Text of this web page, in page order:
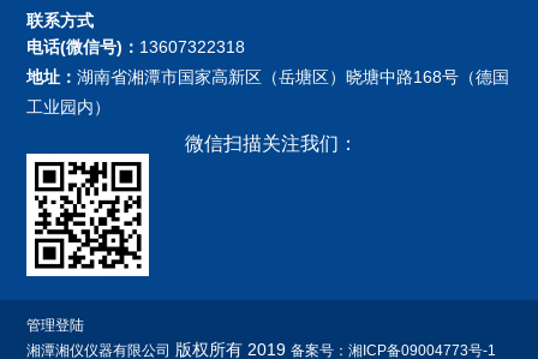
联系方式
电话(微信号)： 13607322318
地址：湖南省湘潭市国家高新区（岳塘区）晓塘中路168号（德国
工业园内）
微信扫描关注我们：
管理登陆
湘潭湘仪仪器有限公司 版权所有 2019备案号：湘ICP备09004773号-1